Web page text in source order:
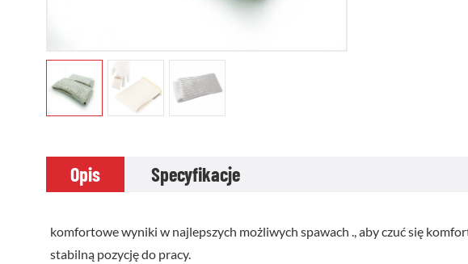
Opis Specyfikacje
komfortowe wyniki w najlepszych możliwych spawach ., aby czuć się
stabilną pozycję do pracy.